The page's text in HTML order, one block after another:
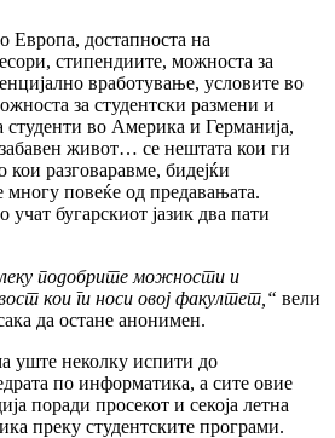
Европа, достапноста на
стипендиите, можноста за
вработување, условите во
за студентски размени и
студенти во Америка и Германија,
живот… се нештата кои ги
кои разговаравме, бидејќи
многу повеќе од предавањата.
бугарскиот јазик два пати
подобрите можности и
кои ги носи овој факултет,“ вели
да остане анонимен.
уште неколку испити до
по информатика, а сите овие
поради просекот и секоја летна
преку студентските програми.